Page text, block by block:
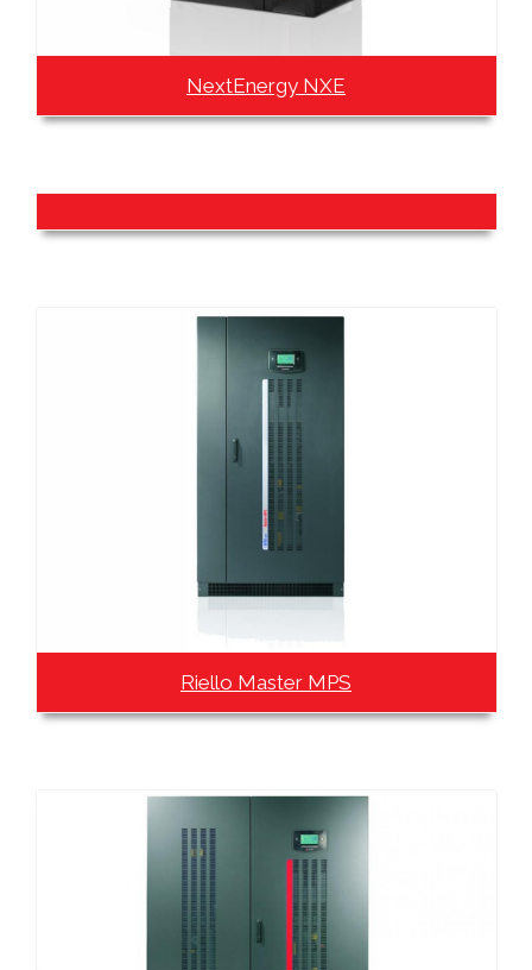
NextEnergy NXE
Riello Master MPS